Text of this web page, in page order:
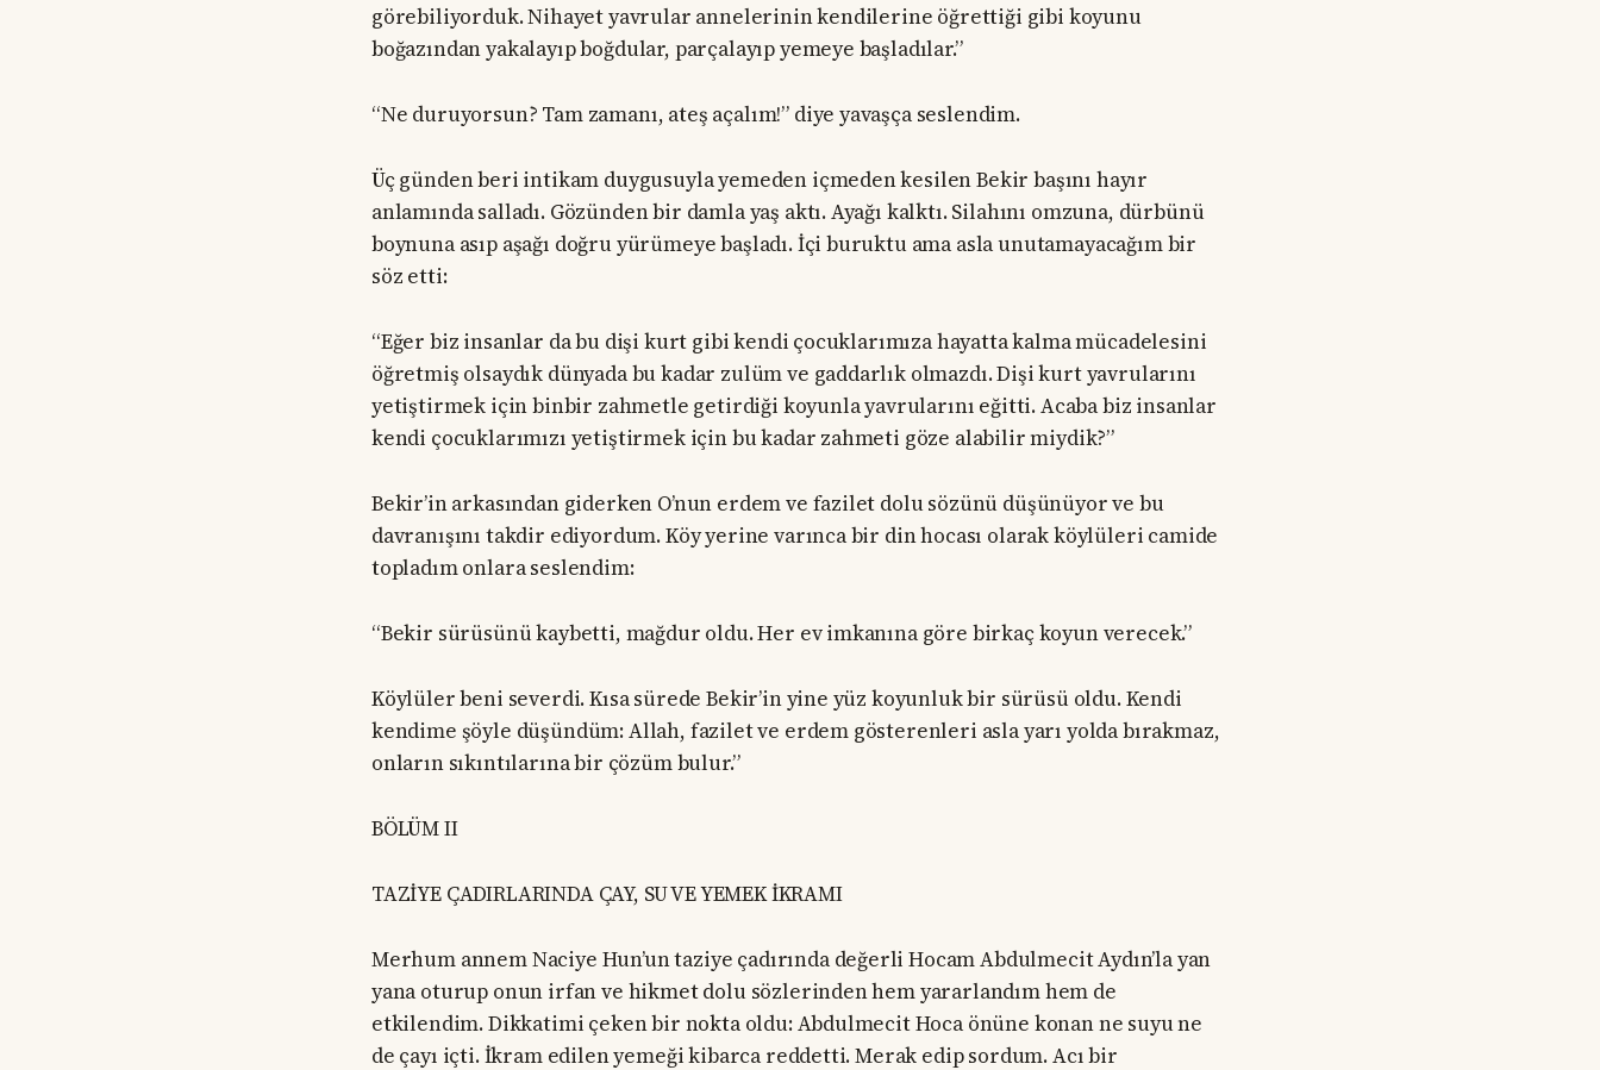
görebiliyorduk. Nihayet yavrular annelerinin kendilerine öğrettiği gibi koyunu
boğazından yakalayıp boğdular, parçalayıp yemeye başladılar.”
“Ne duruyorsun? Tam zamanı, ateş açalım!” diye yavaşça seslendim.
Üç günden beri intikam duygusuyla yemeden içmeden kesilen Bekir başını hayır
anlamında salladı. Gözünden bir damla yaş aktı. Ayağı kalktı. Silahını omzuna, dürbünü
boynuna asıp aşağı doğru yürümeye başladı. İçi buruktu ama asla unutamayacağım bir
söz etti:
“Eğer biz insanlar da bu dişi kurt gibi kendi çocuklarımıza hayatta kalma mücadelesini
öğretmiş olsaydık dünyada bu kadar zulüm ve gaddarlık olmazdı. Dişi kurt yavrularını
yetiştirmek için binbir zahmetle getirdiği koyunla yavrularını eğitti. Acaba biz insanlar
kendi çocuklarımızı yetiştirmek için bu kadar zahmeti göze alabilir miydik?”
Bekir’in arkasından giderken O’nun erdem ve fazilet dolu sözünü düşünüyor ve bu
davranışını takdir ediyordum. Köy yerine varınca bir din hocası olarak köylüleri camide
topladım onlara seslendim:
“Bekir sürüsünü kaybetti, mağdur oldu. Her ev imkanına göre birkaç koyun verecek.”
Köylüler beni severdi. Kısa sürede Bekir’in yine yüz koyunluk bir sürüsü oldu. Kendi
kendime şöyle düşündüm: Allah, fazilet ve erdem gösterenleri asla yarı yolda bırakmaz,
onların sıkıntılarına bir çözüm bulur.”
BÖLÜM II
TAZİYE ÇADIRLARINDA ÇAY, SU VE YEMEK İKRAMI
Merhum annem Naciye Hun’un taziye çadırında değerli Hocam Abdulmecit Aydın’la yan
yana oturup onun irfan ve hikmet dolu sözlerinden hem yararlandım hem de
etkilendim. Dikkatimi çeken bir nokta oldu: Abdulmecit Hoca önüne konan ne suyu ne
de çayı içti. İkram edilen yemeği kibarca reddetti. Merak edip sordum. Acı bir